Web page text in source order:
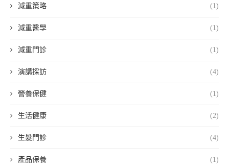
減重策略 (1)
減重醫學 (1)
減重門診 (1)
演講採訪 (4)
營養保健 (1)
生活健康 (2)
生髮門診 (4)
產品保養 (1)